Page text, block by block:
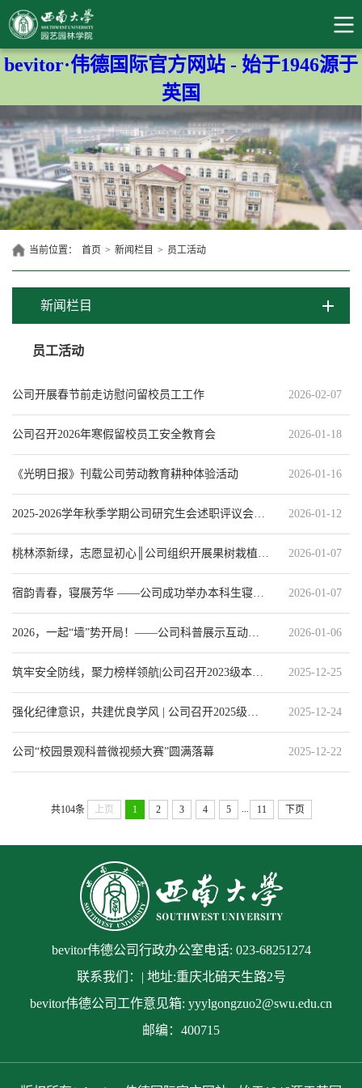
bevitor·伟德国际官方网站 - 始于1946源于
英国
当前位置： 首页 > 新闻栏目 > 员工活动
新闻栏目
员工活动
公司开展春节前走访慰问留校员工工作 2026-02-07
公司召开2026年寒假留校员工安全教育会 2026-01-18
《光明日报》刊载公司劳动教育耕种体验活动 2026-01-16
2025-2026学年秋季学期公司研究生会述职评议会议顺利举行 2026-01-12
桃林添新绿，志愿显初心║公司组织开展果树栽植志愿服务活动 2026-01-07
宿韵青春，寝展芳华 ——公司成功举办本科生寝室风采大赛 2026-01-07
2026，一起“墙”势开局！——公司科普展示互动墙共创活动圆满举行 2026-01-06
筑牢安全防线，聚力榜样领航|公司召开2023级本科生期末专题年级会 2025-12-25
强化纪律意识，共建优良学风 | 公司召开2025级本科生安全纪律教育专题会议 2025-12-24
公司“校园景观科普微视频大赛”圆满落幕 2025-12-22
共104条 上页 1 2 3 4 5 ... 11 下页
bevitor伟德公司行政办公室电话: 023-68251274
联系我们：| 地址:重庆北碚天生路2号
bevitor伟德公司工作意见箱: yyylgongzuo2@swu.edu.cn
邮编：400715